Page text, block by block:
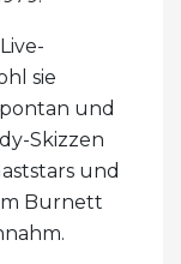
sie
und
Skizzen
und
Burnett